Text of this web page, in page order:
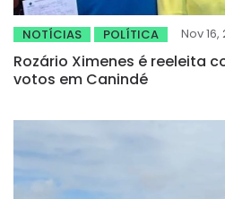
NOTÍCIAS POLÍTICA Nov 16,
Rozário Ximenes é reeleita
votos em Canindé